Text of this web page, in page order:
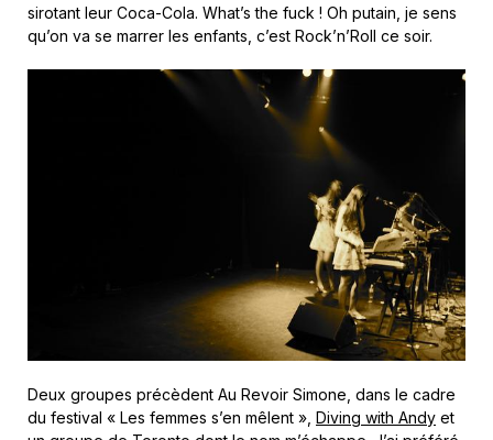
sirotant leur Coca-Cola. What’s the fuck ! Oh putain, je sens
qu’on va se marrer les enfants, c’est Rock’n’Roll ce soir.
Deux groupes précèdent Au Revoir Simone, dans le cadre
du festival « Les femmes s’en mêlent », Diving with Andy et